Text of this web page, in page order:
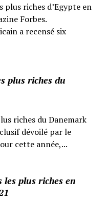
plus riches d’Egypte en
Forbes.
a recensé six
plus riches du
riches du Danemark
dévoilé par le
cette année,...
les plus riches en